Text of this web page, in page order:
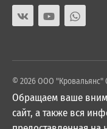
© 2026 ООО "Кровальянс"
Обращаем ваше
сайт, а также вся